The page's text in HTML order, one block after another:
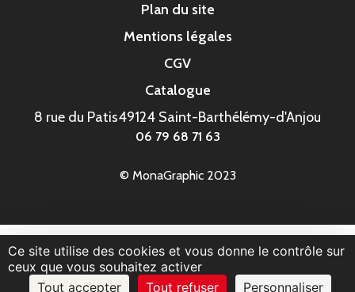
Plan du site
Mentions légales
CGV
Catalogue
8 rue du Patis49124 Saint-Barthélémy-d'Anjou
06 79 68 71 63
© MonaGraphic 2023
Ce site utilise des cookies et vous donne le contrôle sur
ceux que vous souhaitez activer
Tout accepter
Tout refuser Personnaliser